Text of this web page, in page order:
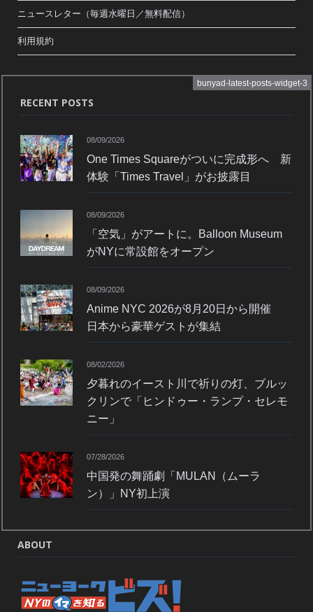
ニュースレター（毎週水曜日／無料配信）
利用規約
bunyad-latest-posts-widget-3
RECENT POSTS
08/09/2026
One Times Squareがついに完成形へ 新
体験「Times Travel」がお披露目
08/09/2026
「空気」がアートに。Balloon Museum
がNYに常設館をオープン
08/09/2026
Anime NYC 2026が8月20日から開催
日本から豪華ゲストが集結
08/02/2026
夕暮れのイースト川で祈りの灯、ブルッ
クリンで「ヒンドゥー・ランプ・セレモ
ニー」
07/28/2026
中国発の舞踊劇「MULAN（ムーラ
ン）」NY初上演
ABOUT